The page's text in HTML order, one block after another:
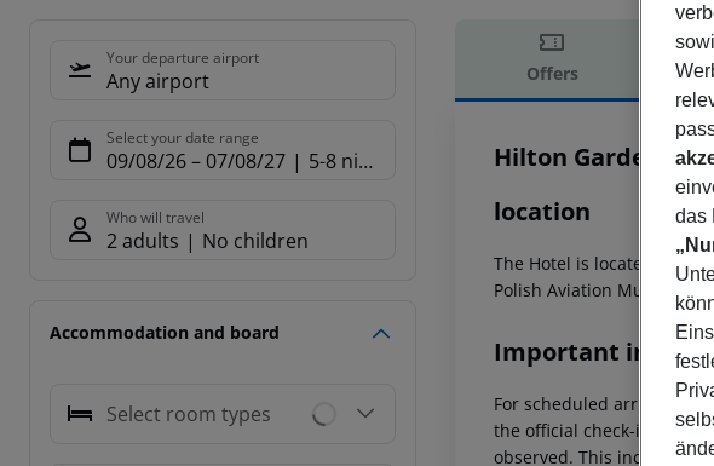
Your departure airport
Any airport
Select your date range
09/08/26– 07/08/27 5-8 nights
Who will travel
2 adults No children
Accommodation and board
Select room types
Offers
Offer
Hilton Garden
location
The Hotel is located 3.5
Polish Aviation Museum.
Important info
For scheduled arrivals in
the official check-in time
observed. This includes
das